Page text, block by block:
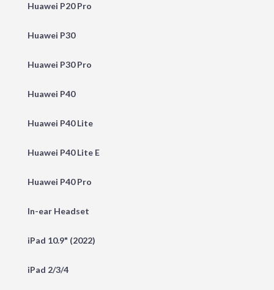
Huawei P20 Pro
Huawei P30
Huawei P30 Pro
Huawei P40
Huawei P40 Lite
Huawei P40 Lite E
Huawei P40 Pro
In-ear Headset
iPad 10.9" (2022)
iPad 2/3/4